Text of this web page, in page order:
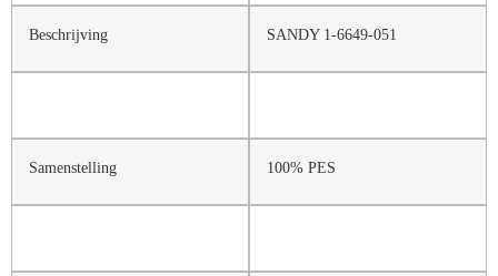
Beschrijving SANDY 1-6649-051
Samenstelling 100% PES